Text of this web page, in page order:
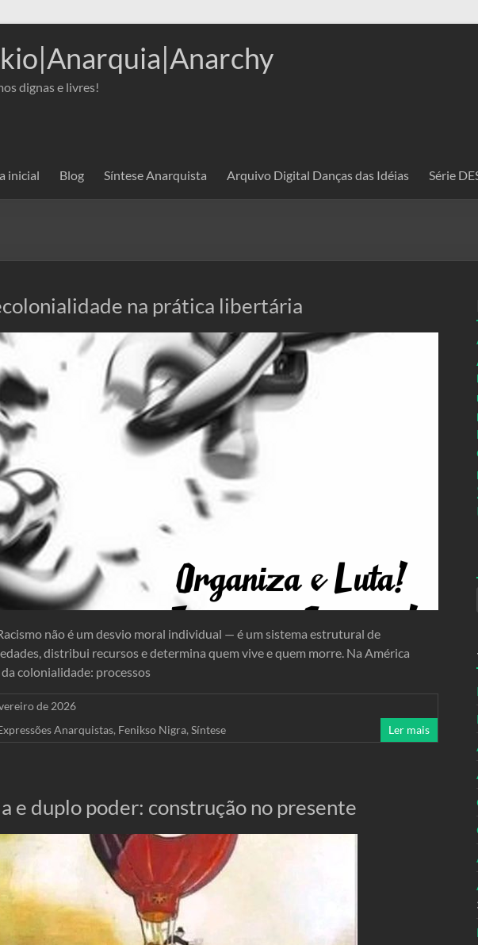
dignas e livres!
inicial Blog Síntese Anarquista Arquivo Digital Danças das Idéias Série
na prática libertária
não é um desvio moral individual — é um sistema estrutural de
distribui recursos e determina quem vive e quem morre. Na América
colonialidade: processos
de 2026
Anarquistas, Fenikso Nigra, Síntese Ler mais
e duplo poder: construção no presente